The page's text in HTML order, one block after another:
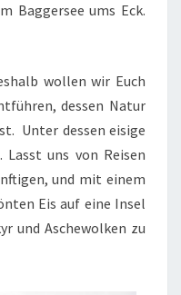
Baggersee ums Eck.
wollen wir Euch
dessen Natur
Unter dessen eisige
uns von Reisen
und mit einem
Eis auf eine Insel
und Aschewolken zu